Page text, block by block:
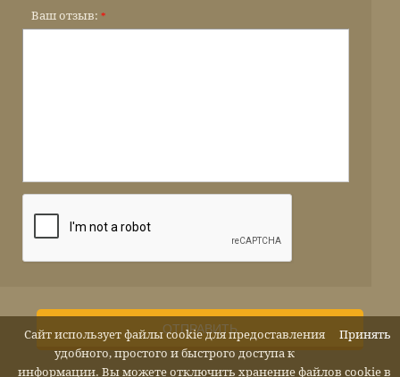
Ваш отзыв: *
ОТПРАВИТЬ Принять
Сайт использует файлы cookie для предоставления
удобного, простого и быстрого доступа к
информации. Вы можете отключить хранение файлов cookie в